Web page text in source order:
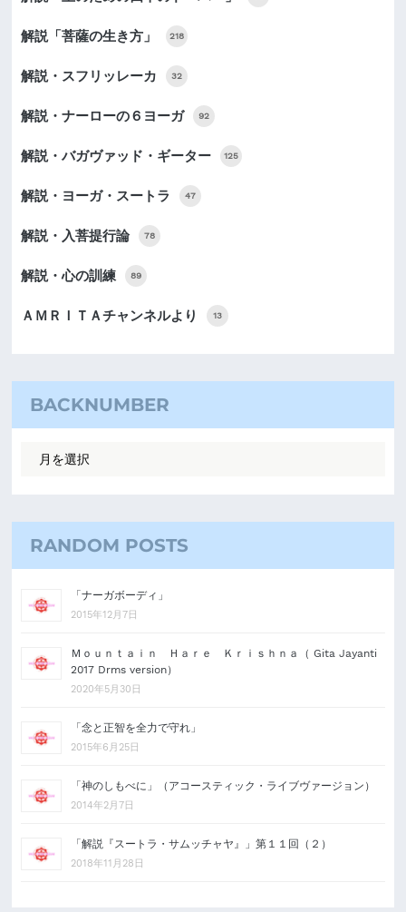
解説「菩薩の生き方」 218
解説・スフリッレーカ 32
解説・ナーローの６ヨーガ 92
解説・バガヴァッド・ギーター 125
解説・ヨーガ・スートラ 47
解説・入菩提行論 78
解説・心の訓練 89
ＡＭＲＩＴＡチャンネルより 13
BACKNUMBER
RANDOM POSTS
「ナーガボーディ」
2015年12月7日
Ｍｏｕｎｔａｉｎ Ｈａｒｅ Ｋｒｉｓｈｎａ（ Gita Jayanti
2017 Drms version）
2020年5月30日
「念と正智を全力で守れ」
2015年6月25日
「神のしもべに」（アコースティック・ライブヴァージョン）
2014年2月7日
「解説『スートラ・サムッチャヤ』」第１１回（２）
2018年11月28日